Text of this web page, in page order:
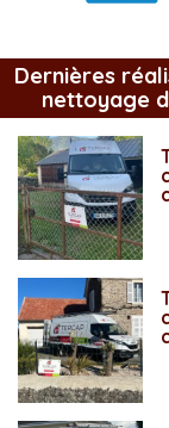
Dernières
nettoyage